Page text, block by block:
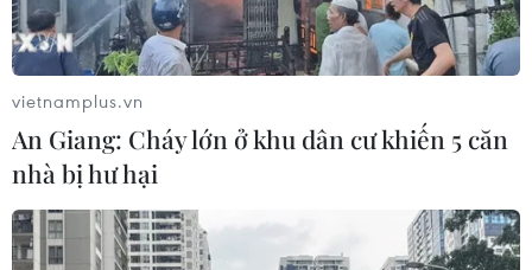
vietnamplus.vn
An Giang: Cháy lớn ở khu dân cư khiến 5 căn
nhà bị hư hại